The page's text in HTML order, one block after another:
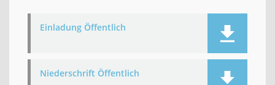
Einladung Öffentlich
Niederschrift Öffentlich